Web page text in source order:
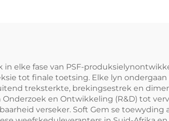
elke fase van PSF-
tot finale toetsing. Elke lyn
treksterkte, brekingsestrek en
en Ontwikkeling (R&D) tot
verseker. Soft Gem se